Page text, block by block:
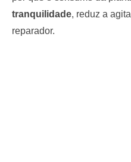
tranquilidade, reduz a
reparador.